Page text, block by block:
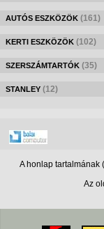
AUTÓS ESZKÖZÖK (161)
KERTI ESZKÖZÖK (102)
SZERSZÁMTARTÓK (35)
STANLEY (12)
A honlap tartalmának
Az